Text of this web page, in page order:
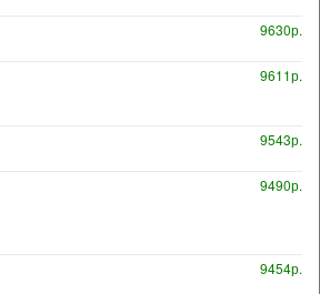
9630р.
9611р.
9543р.
9490р.
9454р.